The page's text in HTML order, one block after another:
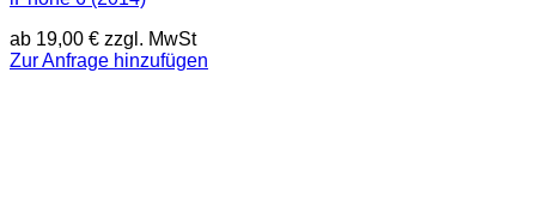
ab 19,00 € zzgl. MwSt
Zur Anfrage hinzufügen